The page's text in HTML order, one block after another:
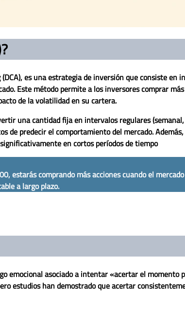
, es una estrategia de inversión que consiste en
Este método permite a los inversores comprar
de la volatilidad en su cartera.
una cantidad fija en intervalos regulares
de predecir el comportamiento del mercado.
en cortos períodos de tiempo
estarás comprando más acciones cuando el
a largo plazo.
emocional asociado a intentar «acertar el momento
estudios han demostrado que acertar